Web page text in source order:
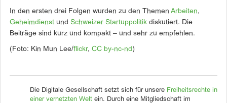
In den ersten drei Folgen wurden zu den Themen Arbeiten,
Geheimdienst und Schweizer Startuppolitik diskutiert. Die
Beiträge sind kurz und kompakt – und sehr zu empfehlen.
(Foto: Kin Mun Lee/flickr, CC by-nc-nd )
Die Digitale Gesellschaft setzt sich für unsere Freiheitsrechte in
einer vernetzten Welt ein. Durch eine Mitgliedschaft im